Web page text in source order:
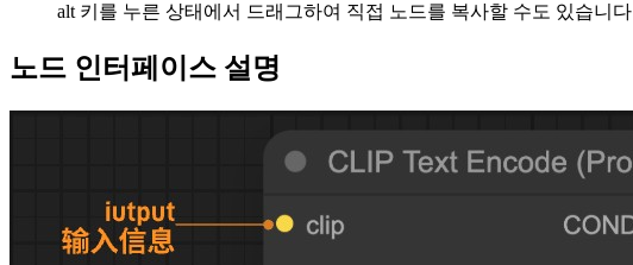
alt 키를 누른 상태에서 드래그하여 직접 노드를 복사할 수도 있습니다
노드 인터페이스 설명